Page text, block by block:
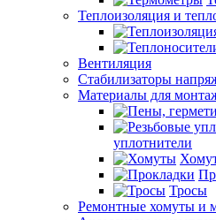
Теплоизоляция и
Вентиляция
Стабилизаторы
Материалы для
уплотнители
Тросы
Ремонтные хомуты и